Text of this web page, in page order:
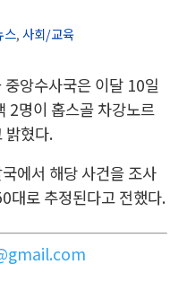
스,사회/교육
앙수사국은 이달 10일
2명이 홉스골 차강노르
밝혔다.
에서 해당 사건을 조사
대로 추정된다고 전했다.